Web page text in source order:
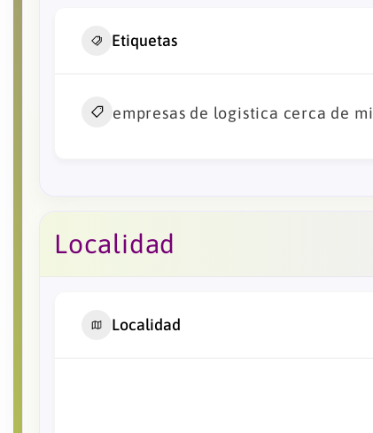
Etiquetas
empresas de logistica cerca de mi
Localidad
Localidad